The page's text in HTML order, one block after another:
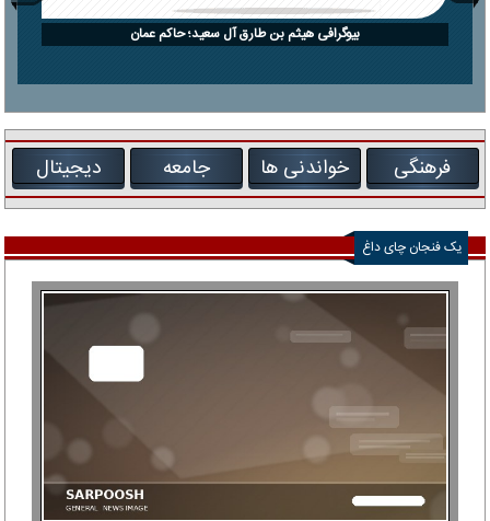
بیوگرافی هیثم بن طارق آل سعید؛ حاکم عمان
فرهنگی خواندنی ها جامعه دیجیتال
یک فنجان چای داغ